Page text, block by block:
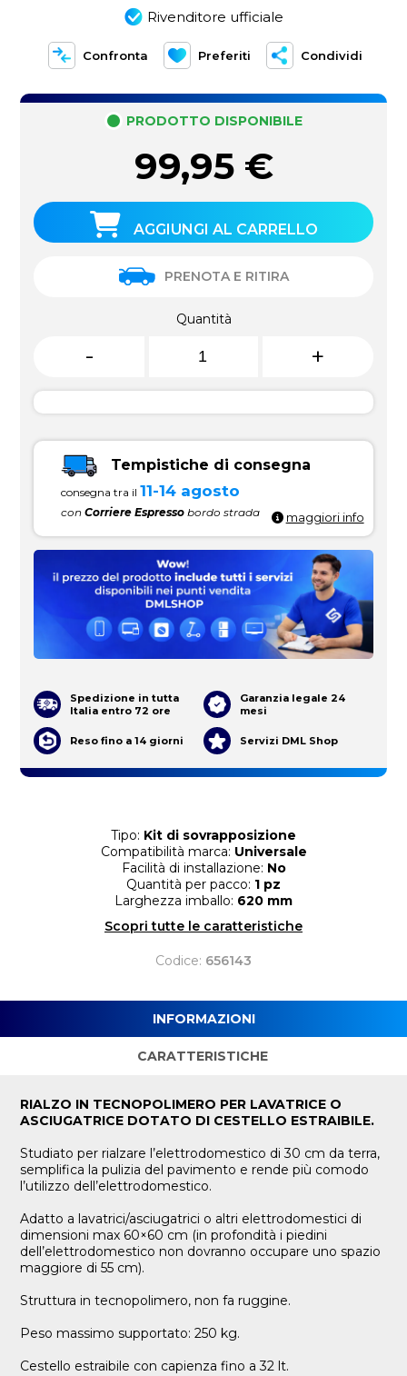
Rivenditore ufficiale
Confronta Preferiti Condividi
Tipo: Kit di sovrapposizione
Compatibilità marca: Universale
Facilità di installazione: No
Quantità per pacco: 1 pz
Larghezza imballo: 620 mm
Scopri tutte le caratteristiche
Codice: 656143
PRODOTTO DISPONIBILE
99,95 €
AGGIUNGI AL CARRELLO
PRENOTA E RITIRA
Quantità
- +
Tempistiche di consegna
consegna tra il 11-14 agosto
conCorriere Espresso bordo strada maggiori info
Spedizione in tutta
Italia entro 72 ore
Garanzia legale 24
mesi
Reso fino a 14 giorni Servizi DML Shop
INFORMAZIONI
CARATTERISTICHE
RIALZO IN TECNOPOLIMERO PER LAVATRICE O
ASCIUGATRICE DOTATO DI CESTELLO ESTRAIBILE.
Studiato per rialzare l’elettrodomestico di 30 cm da terra,
semplifica la pulizia del pavimento e rende più comodo
l’utilizzo dell’elettrodomestico.
Adatto a lavatrici/asciugatrici o altri elettrodomestici di
dimensioni max 60×60 cm (in profondità i piedini
dell’elettrodomestico non dovranno occupare uno spazio
maggiore di 55 cm).
Struttura in tecnopolimero, non fa ruggine.
Peso massimo supportato: 250 kg.
Cestello estraibile con capienza fino a 32 lt.